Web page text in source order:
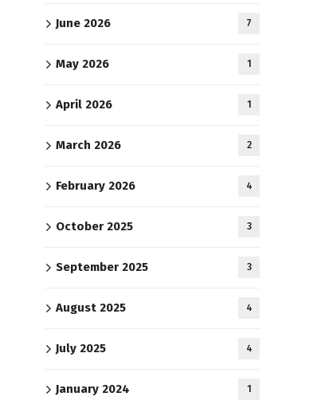
June 2026 7
May 2026 1
April 2026 1
March 2026 2
February 2026 4
October 2025 3
September 2025 3
August 2025 4
July 2025 4
January 2024 1